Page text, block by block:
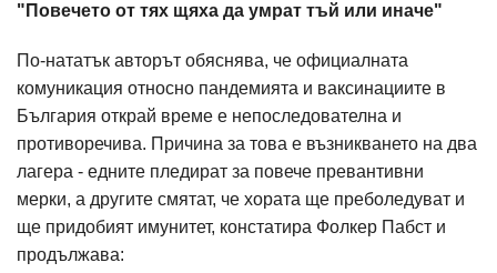
"Повечето от тях щяха да умрат тъй или иначе"
По-нататък авторът обяснява, че официалната
комуникация относно пандемията и ваксинациите в
България открай време е непоследователна и
противоречива. Причина за това е възникването на два
лагера - едните пледират за повече превантивни
мерки, а другите смятат, че хората ще преболедуват и
ще придобият имунитет, констатира Фолкер Пабст и
продължава: